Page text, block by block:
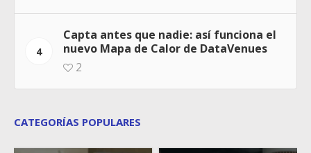
4
Capta antes que nadie: así funciona el
nuevo Mapa de Calor de DataVenues
2
CATEGORÍAS POPULARES